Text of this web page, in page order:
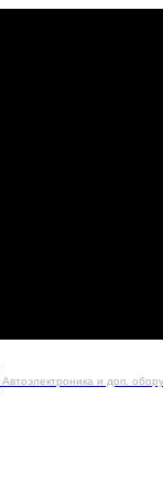
Автоэлектроника и доп.